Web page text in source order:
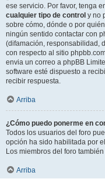
ese servicio. Por favor, tenga
cualquier tipo de control y no
sobre cómo, dónde o por
ningún sentido contactar con
(difamación, responsabilidad,
con respecto al sitio
envia un correo a phpBB
software esté dispuesto a
recibir respuesta.
Arriba
¿Cómo puedo ponerme en
Todos los usuarios del foro
opción ha sido habilitada por
Los miembros del foro
Arriba